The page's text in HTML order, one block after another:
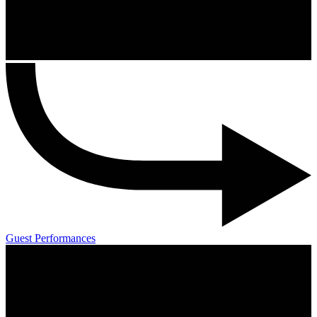
Guest Performances